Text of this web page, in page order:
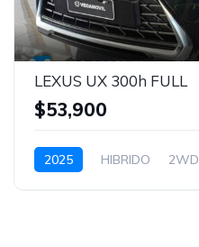
LEXUS UX 300h FULL
$53,900
2025 HIBRIDO 2WD